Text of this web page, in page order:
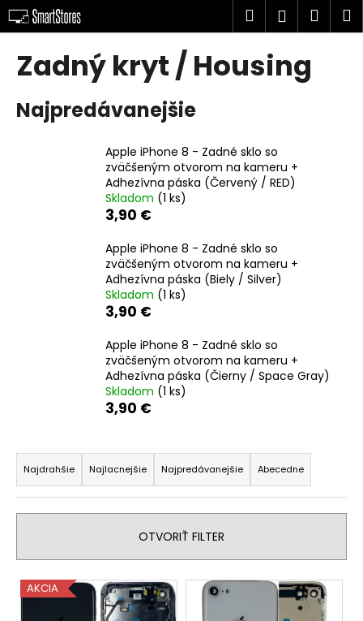
Prejsť
na
obsah
Hľadať
Zadný kryt / Housing
Najpredávanejšie
Apple iPhone 8 - Zadné sklo so
zväčšeným otvorom na kameru +
Adhezívna páska (Červený / RED)
Skladom (1 ks)
3,90 €
Apple iPhone 8 - Zadné sklo so
zväčšeným otvorom na kameru +
Adhezívna páska (Biely / Silver)
Skladom (1 ks)
3,90 €
Apple iPhone 8 - Zadné sklo so
zväčšeným otvorom na kameru +
Adhezívna páska (Čierny / Space Gray)
Skladom (1 ks)
3,90 €
R
a
d
e
i
e
p
Najdrahšie Najlacnejšie Najpredávanejšie Abecedne
OTVORIŤ FILTER
V
ý
AKCIA
K
o
o
ť
?